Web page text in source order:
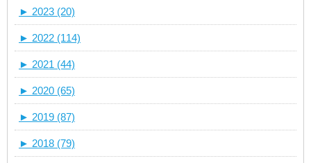
► 2023 (20)
► 2022 (114)
► 2021 (44)
► 2020 (65)
► 2019 (87)
► 2018 (79)